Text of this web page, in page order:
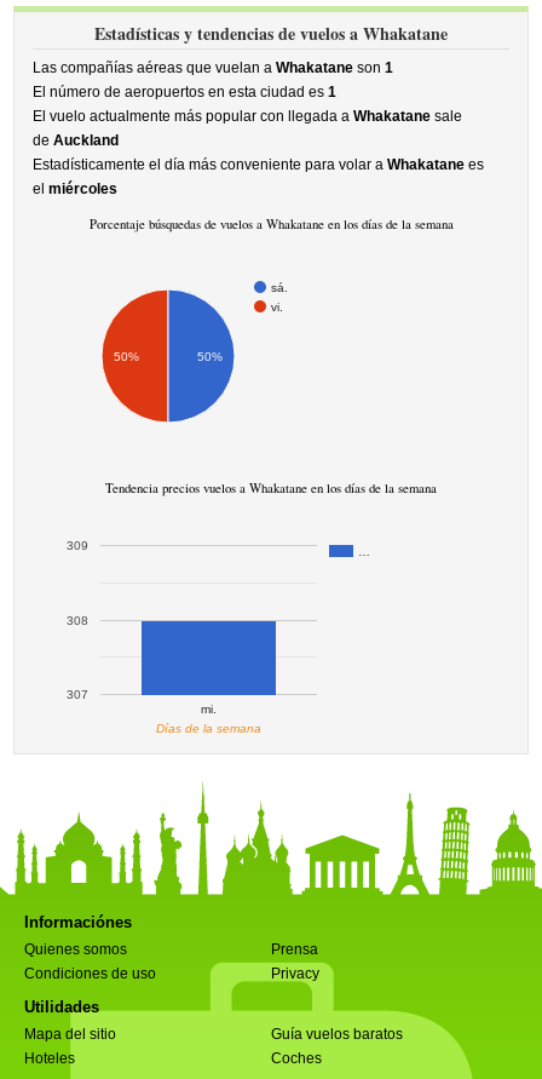
Estadísticas y tendencias de vuelos a Whakatane
Las compañías aéreas que vuelan aWhakatane son1
El número de aeropuertos en esta ciudad es1
El vuelo actualmente más popular con llegada aWhakatane sale
deAuckland
Estadísticamente el día más conveniente para volar aWhakatane es
elmiércoles
Porcentaje búsquedas de vuelos a Whakatane en los días de la semana
sá.
vi.
50% 50%
Tendencia precios vuelos a Whakatane en los días de la semana
mi.
307
308
309
Días de la semana
Informaciónes
Quienes somos
Prensa
Condiciones de uso
Privacy
Utilidades
Mapa del sitio
Guía vuelos baratos
Hoteles
Coches